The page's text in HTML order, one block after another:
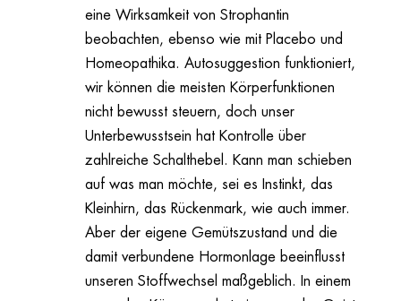
eine Wirksamkeit von Strophantin
beobachten, ebenso wie mit Placebo und
Homeopathika. Autosuggestion funktioniert,
wir können die meisten Körperfunktionen
nicht bewusst steuern, doch unser
Unterbewusstsein hat Kontrolle über
zahlreiche Schalthebel. Kann man schieben
auf was man möchte, sei es Instinkt, das
Kleinhirn, das Rückenmark, wie auch immer.
Aber der eigene Gemütszustand und die
damit verbundene Hormonlage beeinflusst
unseren Stoffwechsel maßgeblich. In einem